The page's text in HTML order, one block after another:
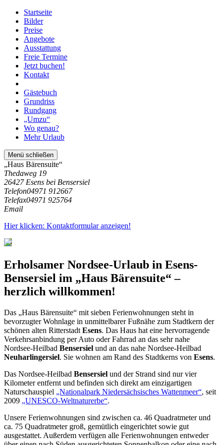
Startseite
Bilder
Preise
Angebote
Ausstattung
Freie Termine
Jetzt buchen!
Kontakt
Gästebuch
Grundriss
Rundgang
„Umzu“
Wo genau?
Mehr Urlaub
Menü schließen
„Haus Bärensuite“
Thedaweg 19
26427 Esens bei Bensersiel
Telefon04971 912667
Telefax04971 925764
Email
Hier klicken: Kontaktformular anzeigen!
Erholsamer Nordsee-Urlaub in Esens-
Bensersiel im „Haus Bärensuite“ –
herzlich willkommen!
Das „Haus Bärensuite“ mit sieben Ferienwohnungen steht in
bevorzugter Wohnlage in unmittelbarer Fußnähe zum Stadtkern der
schönen alten Ritterstadt Esens. Das Haus hat eine hervorragende
Verkehrsanbindung per Auto oder Fahrrad an das sehr nahe
Nordsee-Heilbad Bensersiel und an das nahe Nordsee-Heilbad
Neuharlingersiel. Sie wohnen am Rand des Stadtkerns von Esens.
Das Nordsee-Heilbad Bensersiel und der Strand sind nur vier
Kilometer entfernt und befinden sich direkt am einzigartigen
Naturschauspiel „Nationalpark Niedersächsisches Wattenmeer“, seit
2009 „UNESCO-Weltnaturerbe“.
Unsere Ferienwohnungen sind zwischen ca. 46 Quadratmeter und
ca. 75 Quadratmeter groß, gemütlich eingerichtet sowie gut
ausgestattet. Außerdem verfügen alle Ferienwohnungen entweder